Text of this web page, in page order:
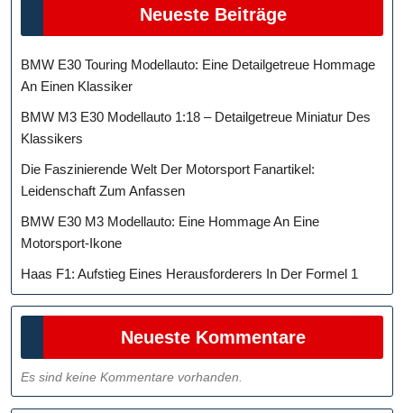
Neueste Beiträge
BMW E30 Touring Modellauto: Eine Detailgetreue Hommage
An Einen Klassiker
BMW M3 E30 Modellauto 1:18 – Detailgetreue Miniatur Des
Klassikers
Die Faszinierende Welt Der Motorsport Fanartikel:
Leidenschaft Zum Anfassen
BMW E30 M3 Modellauto: Eine Hommage An Eine
Motorsport-Ikone
Haas F1: Aufstieg Eines Herausforderers In Der Formel 1
Neueste Kommentare
Es sind keine Kommentare vorhanden.